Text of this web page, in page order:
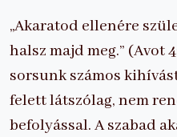
„Akaratod ellenére
halsz majd meg.” (Avot
sorsunk számos
felett látszólag, nem
befolyással. A szabad